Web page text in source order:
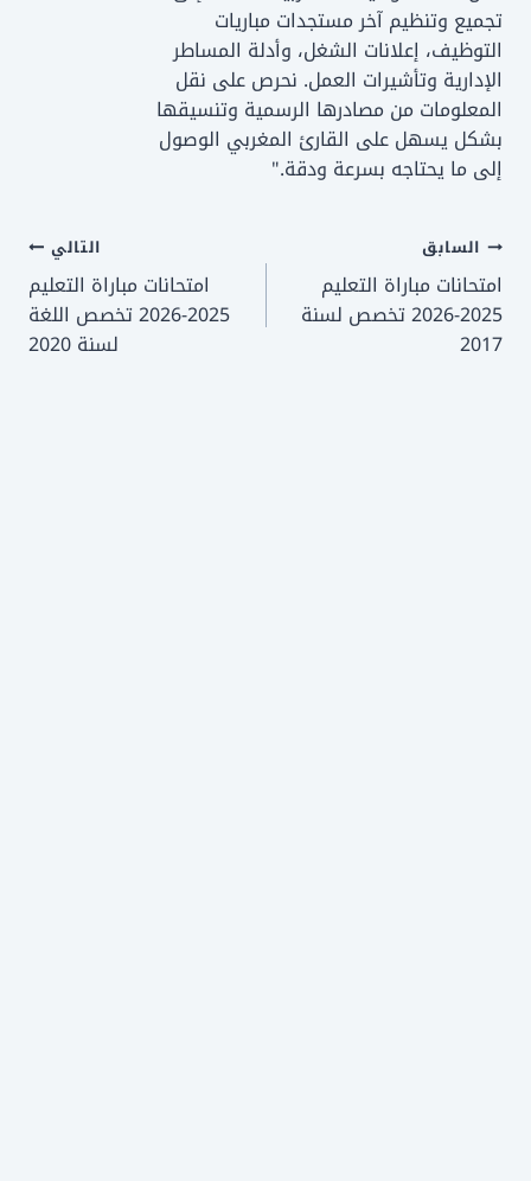
تجميع وتنظيم آخر مستجدات مباريات
التوظيف، إعلانات الشغل، وأدلة المساطر
الإدارية وتأشيرات العمل. نحرص على نقل
المعلومات من مصادرها الرسمية وتنسيقها
بشكل يسهل على القارئ المغربي الوصول
إلى ما يحتاجه بسرعة ودقة."
تصفّح
المقالات
السابق
امتحانات مباراة التعليم
2025-2026 تخصص لسنة
2017
التالي
امتحانات مباراة التعليم
2025-2026 تخصص اللغة
لسنة 2020